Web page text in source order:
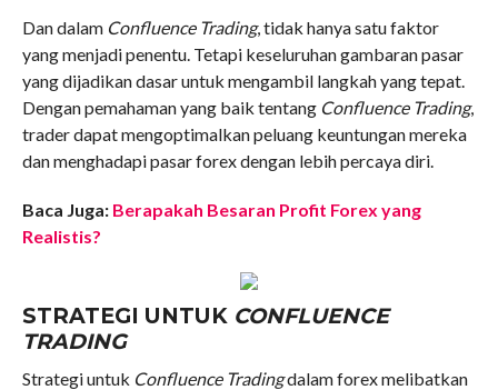
Dan dalam Confluence Trading, tidak hanya satu faktor
yang menjadi penentu. Tetapi keseluruhan gambaran pasar
yang dijadikan dasar untuk mengambil langkah yang tepat.
Dengan pemahaman yang baik tentang Confluence Trading,
trader dapat mengoptimalkan peluang keuntungan mereka
dan menghadapi pasar forex dengan lebih percaya diri.
Baca Juga: Berapakah Besaran Profit Forex yang
Realistis?
STRATEGI UNTUK CONFLUENCE
TRADING
Strategi untuk Confluence Tradingdalam forex melibatkan